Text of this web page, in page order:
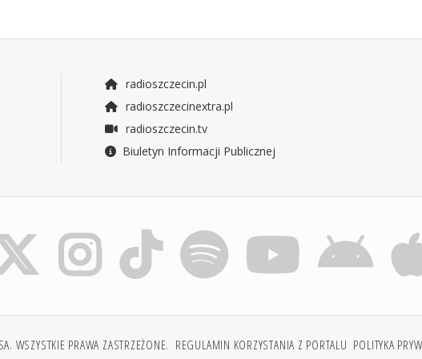
radioszczecin.pl
radioszczecinextra.pl
radioszczecin.tv
Biuletyn Informacji Publicznej
WSZYSTKIE PRAWA ZASTRZEŻONE. REGULAMIN KORZYSTANIA Z PORTALU POLITYKA